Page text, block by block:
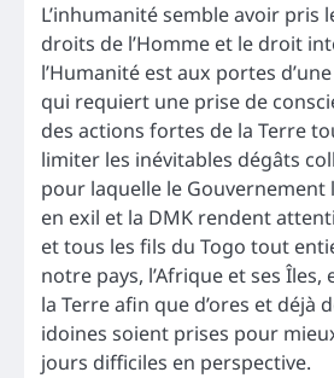
L’inhumanité semble avoir pris
droits de l’Homme et le droit
l’Humanité est aux portes
qui requiert une prise de
des actions fortes de la Terre
limiter les inévitables dégâts
pour laquelle le Gouvernement
en exil et la DMK rendent
et tous les fils du Togo tout
notre pays, l’Afrique et ses Îles,
la Terre afin que d’ores et déjà
idoines soient prises pour
jours difficiles en perspective.